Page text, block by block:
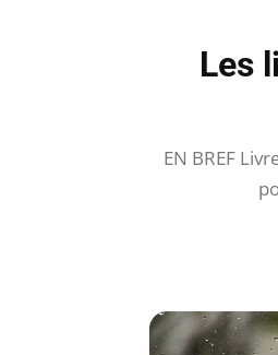
Les
EN BREF